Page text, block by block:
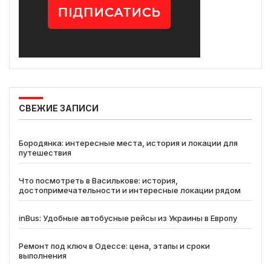
СВЕЖИЕ ЗАПИСИ
Бородянка: интересные места, история и локации для
путешествия
Что посмотреть в Василькове: история,
достопримечательности и интересные локации рядом
inBus: Удобные автобусные рейсы из Украины в Европу
Ремонт под ключ в Одессе: цена, этапы и сроки
выполнения